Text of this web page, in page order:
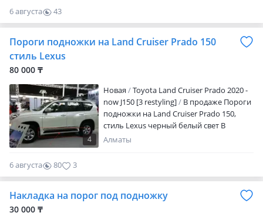
указана ориентировочно. Актуальную
цену уточняйте у Ибрахима После 18: 00
6 августа
43
0
Пороги подножки на Land Cruiser Prado 150
стиль Lexus
80 000 ₸
4
Новая
Toyota Land Cruiser Prado 2020 -
now J150 [3 restyling]
В продаже Пороги
подножки на Land Cruiser Prado 150,
стиль Lexus черный белый свет В
наличии (аналог) Новый, проверенный
регионам и СНГ Цена указана
ориентировочно. Актуальную цену
Алматы
6 августа 80 3
Накладка на порог под подножку
30 000 ₸